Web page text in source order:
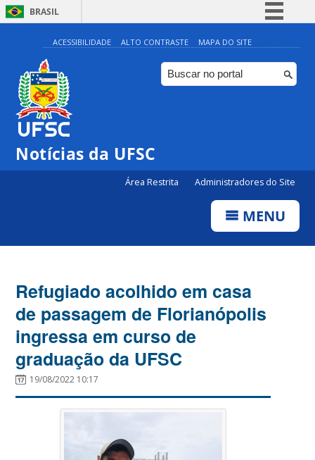
BRASIL
Simplifique!
Comunica BR
Participe
ACESSIBILIDADE ALTO CONTRASTE MAPA DO SITE
Notícias da UFSC
Área Restrita Administradores do Site
MENU
Refugiado acolhido em casa
de passagem de Florianópolis
ingressa em curso de
graduação da UFSC
19/08/2022 10:17